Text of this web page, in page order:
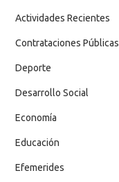
Actividades Recientes
Contrataciones Públicas
Deporte
Desarrollo Social
Economía
Educación
Efemerides